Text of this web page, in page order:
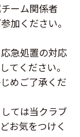
ーム関係者
加ください。
急処置の対応
てください。
めご了承くだ
ては当クラブ
お気をつけく